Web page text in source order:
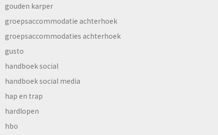
gouden karper
groepsaccommodatie achterhoek
groepsaccommodaties achterhoek
gusto
handboek social
handboek social media
hap en trap
hardlopen
hbo